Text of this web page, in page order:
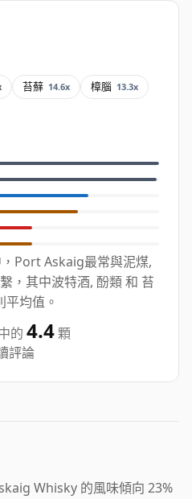
苔蘚 14.6x 樟腦 13.3x
Port Askaig最常與泥煤,
，其中波特酒, 酚類 和 苔
均值。
的 4.4顆
評論
Whisky 的風味傾向 23%